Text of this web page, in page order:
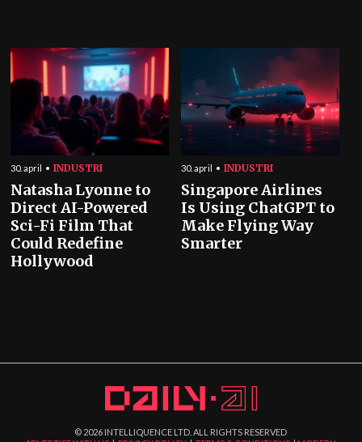
30. april INDUSTRI
Natasha Lyonne to
Direct AI-Powered
Sci-Fi Film That
Could Redefine
Hollywood
30. april INDUSTRI
Singapore Airlines
Is Using ChatGPT to
Make Flying Way
Smarter
© 2026 INTELLIQUENCE LTD. ALL RIGHTS RESERVED